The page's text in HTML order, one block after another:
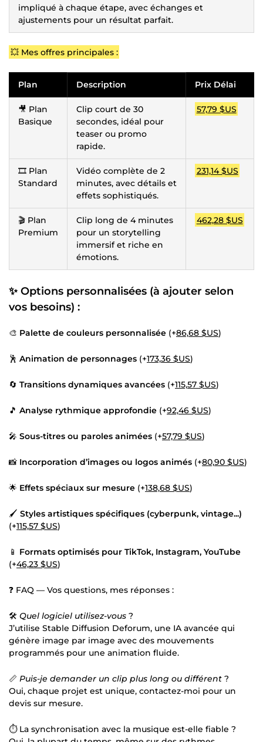
impliqué à chaque étape, avec échanges et
ajustements pour un résultat parfait.
💥 Mes offres principales :
Plan Description Prix Délai
🎥 Plan
Basique
Clip court de 30
secondes, idéal pour
teaser ou promo
rapide.
57,79 $US
🎞️ Plan
Standard
Vidéo complète de 2
minutes, avec détails et
effets sophistiqués.
231,14 $US
🎬 Plan
Premium
Clip long de 4 minutes
pour un storytelling
immersif et riche en
émotions.
462,28 $US
✨ Options personnalisées (à ajouter selon
vos besoins) :
🎨 Palette de couleurs personnalisée (+86,68 $US)
🕺 Animation de personnages (+173,36 $US)
🔄 Transitions dynamiques avancées (+115,57 $US)
🎵 Analyse rythmique approfondie (+92,46 $US)
🎤 Sous-titres ou paroles animées (+57,79 $US)
📸 Incorporation d’images ou logos animés (+80,90 $US)
🌟 Effets spéciaux sur mesure (+138,68 $US)
🖌️ Styles artistiques spécifiques (cyberpunk, vintage...)
(+115,57 $US)
📱 Formats optimisés pour TikTok, Instagram, YouTube
(+46,23 $US)
❓ FAQ — Vos questions, mes réponses :
🛠 Quel logiciel utilisez-vous ?
J’utilise Stable Diffusion Deforum, une IA avancée qui
génère image par image avec des mouvements
programmés pour une animation fluide.
📏 Puis-je demander un clip plus long ou différent ?
Oui, chaque projet est unique, contactez-moi pour un
devis sur mesure.
⏱ La synchronisation avec la musique est-elle fiable ?